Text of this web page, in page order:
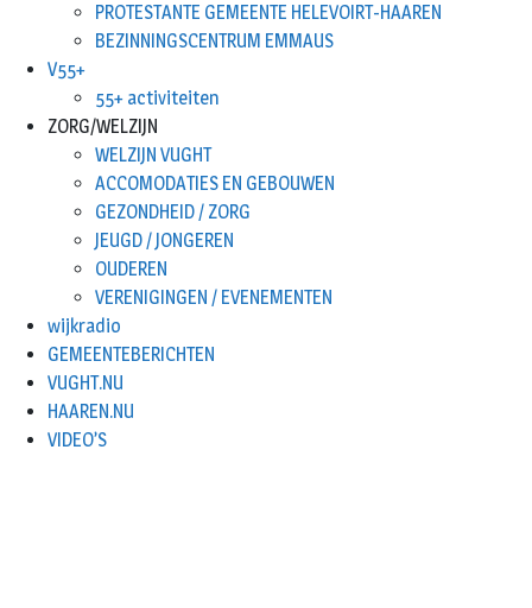
PROTESTANTE GEMEENTE HELEVOIRT-HAAREN
BEZINNINGSCENTRUM EMMAUS
V55+
55+ activiteiten
ZORG/WELZIJN
WELZIJN VUGHT
ACCOMODATIES EN GEBOUWEN
GEZONDHEID / ZORG
JEUGD / JONGEREN
OUDEREN
VERENIGINGEN / EVENEMENTEN
wijkradio
GEMEENTEBERICHTEN
VUGHT.NU
HAAREN.NU
VIDEO’S